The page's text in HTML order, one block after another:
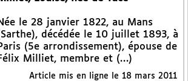
le 28 janvier 1822, au Mans
décédée le 10 juillet 1893, à
(5e arrondissement), épouse de
Milliet, membre et (…)
Article mis en ligne le 18 mars 2011